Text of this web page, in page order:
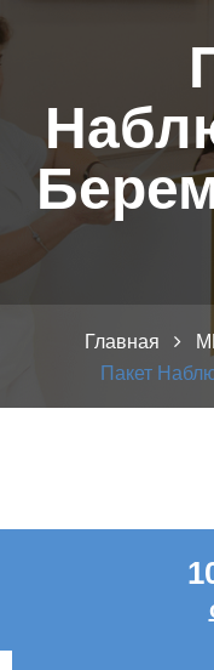
Главная
Пакет